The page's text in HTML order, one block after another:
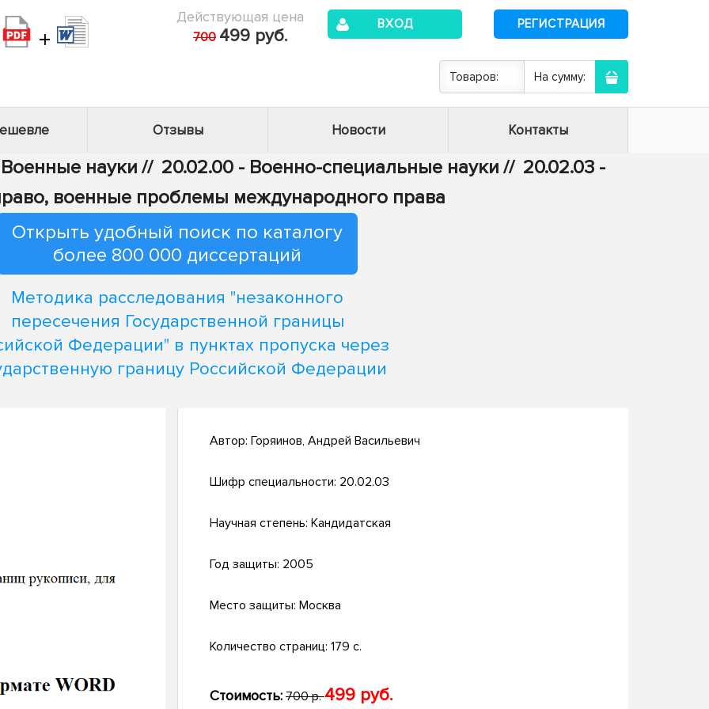
+
Действующая цена
700 499 руб.
ВХОД РЕГИСТРАЦИЯ
Товаров: На сумму:
Отзывы Новости Контакты
науки // 20.02.00 - Военно-специальные науки // 20.02.03 -
военные проблемы международного права
Открыть удобный поиск по каталогу
более 800 000 диссертаций
Методика расследования "незаконного
пересечения Государственной границы
Федерации" в пунктах пропуска через
границу Российской Федерации
Автор: Горяинов, Андрей Васильевич
Шифр специальности: 20.02.03
Научная степень: Кандидатская
Год защиты: 2005
Место защиты: Москва
Количество страниц: 179 с.
Стоимость: 700 р.499 руб.